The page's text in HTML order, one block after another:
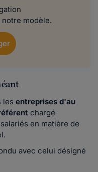
modèle.
les entreprises d'au
chargé
en matière de
avec celui désigné